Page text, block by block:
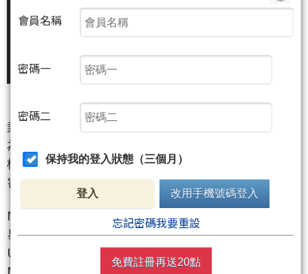
乘勝追吉EA加強版
為布林軌道突破上軌或下軌後打進順向或逆向單
模擬帳戶示範站是三個商品 非最佳參數(隨便設就很厲
害)
NDAQ100(Nasdaq100) 為突破上下軌順向單 全時段交
易
USDJPY(日圓美日) 為突破上下軌逆向單 全時段交易
會員名稱
密碼一
密碼二
保持我的登入狀態（三個月）
登入 改用手機號碼登入
忘記密碼我要重設
免費註冊再送20點